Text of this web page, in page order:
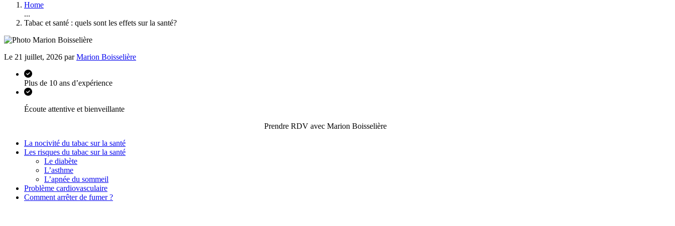
Home
...
Tabac et santé : quels sont les effets sur la santé?
Le 21 juillet, 2026 parMarion Boisselière
Plus de 10 ans d’expérience
Écoute attentive et bienveillante
Prendre RDV avec Marion Boisselière
La nocivité du tabac sur la santé
Les risques du tabac sur la santé
Le diabète
L’asthme
L’apnée du sommeil
Problème cardiovasculaire
Comment arrêter de fumer ?